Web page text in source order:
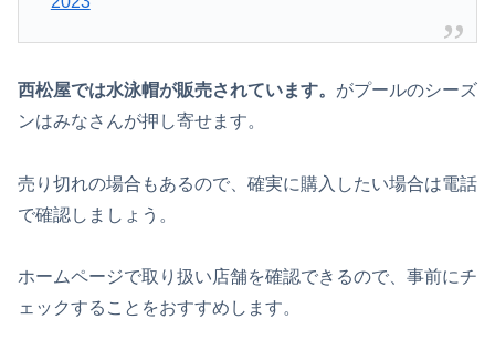
西松屋では水泳帽が販売されています。 がプールのシーズ
ンはみなさんが押し寄せます。
売り切れの場合もあるので、確実に購入したい場合は電話
で確認しましょう。
ホームページで取り扱い店舗を確認できるので、事前にチ
ェックすることをおすすめします。